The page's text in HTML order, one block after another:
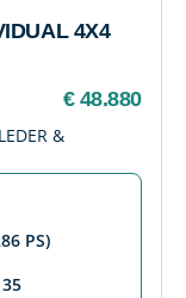
4X4
€ 48.880
&
PS)